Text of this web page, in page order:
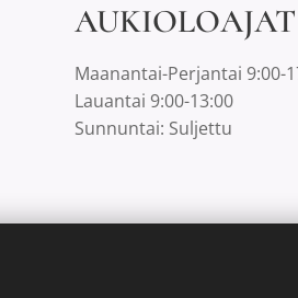
AUKIOLOAJAT
Maanantai-Perjantai 9:00-
Lauantai 9:00-13:00
Sunnuntai: Suljettu